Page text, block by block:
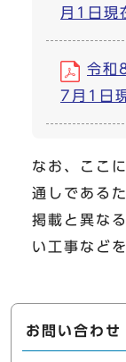
月1日
令和
7月1日
なお、ここ
通しである
掲載と異な
い工事など
お問い合わせ